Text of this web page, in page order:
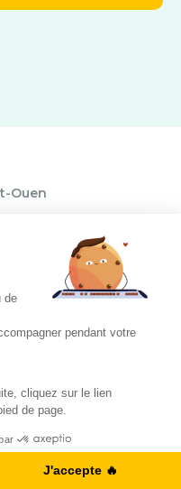
êtes où ?
test
Ouen